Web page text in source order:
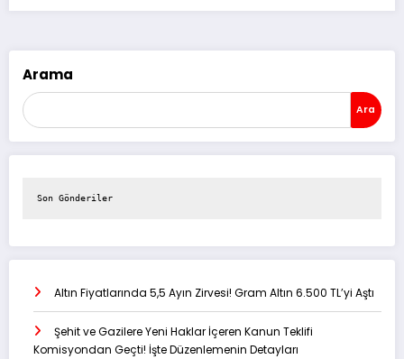
Arama
Ara
Son Gönderiler
Altın Fiyatlarında 5,5 Ayın Zirvesi! Gram Altın 6.500 TL’yi Aştı
Şehit ve Gazilere Yeni Haklar İçeren Kanun Teklifi
Komisyondan Geçti! İşte Düzenlemenin Detayları